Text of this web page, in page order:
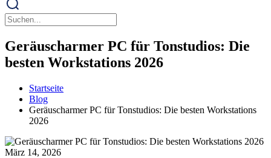
Geräuscharmer PC für Tonstudios: Die
besten Workstations 2026
Startseite
Blog
Geräuscharmer PC für Tonstudios: Die besten Workstations
2026
März 14, 2026